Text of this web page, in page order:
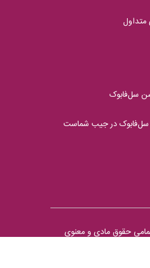
سل‌فابوک
سل‌فابوک در جیب شماست
حقوق مادی و معنوی